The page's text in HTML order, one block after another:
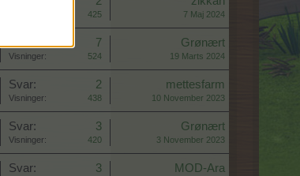
425 7 Maj 2024
7
Visninger: 524
Grønært
19 Marts 2024
Svar: 2
Visninger: 438
mettesfarm
10 November 2023
Svar: 3
Visninger: 420
Grønært
3 November 2023
Svar: 3 MOD-Ara